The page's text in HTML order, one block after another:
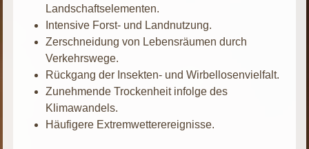
Landschaftselementen.
Intensive Forst- und Landnutzung.
Zerschneidung von Lebensräumen durch
Verkehrswege.
Rückgang der Insekten- und Wirbellosenvielfalt.
Zunehmende Trockenheit infolge des
Klimawandels.
Häufigere Extremwetterereignisse.